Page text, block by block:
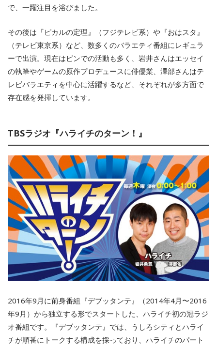
で、一躍注目を浴びました。
その後は『ピカルの定理』（フジテレビ系）や『おはスタ』
（テレビ東京系）など、数多くのバラエティ番組にレギュラ
ーで出演。現在はピンでの活動も多く、岩井さんはエッセイ
の執筆やゲームの原作プロデュースに俳優業、澤部さんはテ
レビバラエティを中心に活躍するなど、それぞれが多方面で
存在感を発揮しています。
TBSラジオ『ハライチのターン！』
2016年9月に前身番組『デブッタンテ』（2014年4月〜2016
年9月）から独立する形でスタートした、ハライチ初の冠ラジ
オ番組です。『デブッタンテ』では、うしろシティとハライ
チが順番にトークする構成を採っており、ハライチのパート